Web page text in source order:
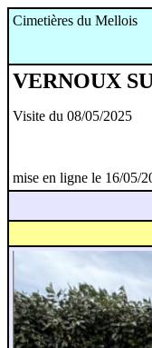
Cimetières du Mellois
VERNOUX
Visite du 08/05/2025
mise en ligne le 16/05/